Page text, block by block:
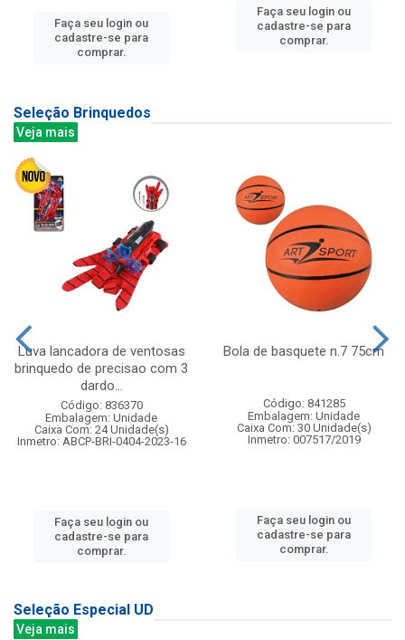
Faça seu login ou
cadastre-se para
comprar.
Faça seu login ou
cadastre-se para
comprar.
Seleção Brinquedos
Veja mais
Luva lancadora de ventosas
brinquedo de precisao com 3
dardo...
Código: 836370
Embalagem: Unidade
Caixa Com: 24 Unidade(s)
Inmetro: ABCP-BRI-0404-2023-16
Faça seu login ou
cadastre-se para
comprar.
Bola de basquete n.7 75cm
Código: 841285
Embalagem: Unidade
Caixa Com: 30 Unidade(s)
Inmetro: 007517/2019
Faça seu login ou
cadastre-se para
comprar.
Seleção Especial UD
Veja mais